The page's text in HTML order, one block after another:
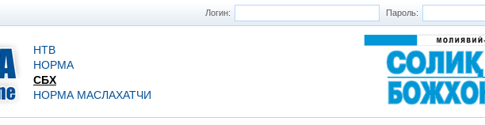
Логин: Пароль:
НТВ
НОРМА
СБХ
НОРМА МАСЛАХАТЧИ